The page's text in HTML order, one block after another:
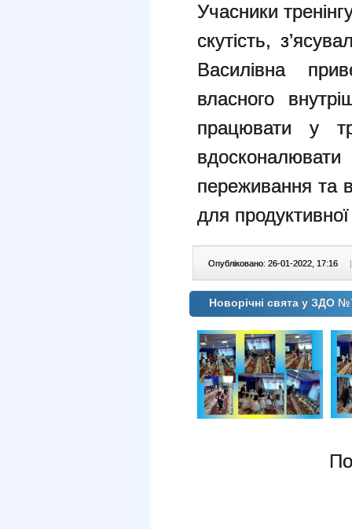
Учасники
скутість,
Василівна
власного
працювати у
переживання та
для продуктивної
Опубліковано: 26-01-2022, 17:16 |
Новорічні свята у ЗДО